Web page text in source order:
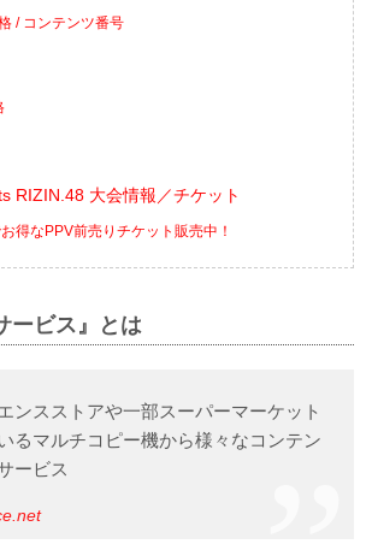
/ コンテンツ番号
RIZIN.48 大会情報／チケット
得なPPV前売りチケット販売中！
ービス』とは
ンスストアや一部スーパーマーケット
るマルチコピー機から様々なコンテン
ービス